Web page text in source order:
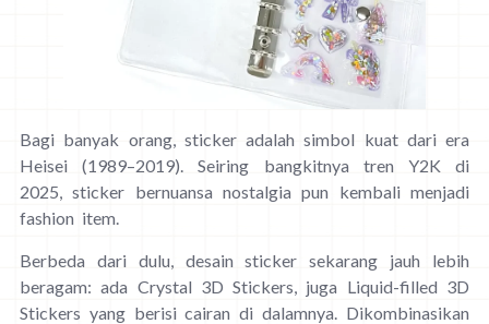
Bagi banyak orang, sticker adalah simbol kuat dari era
Heisei (1989–2019). Seiring bangkitnya tren Y2K di
2025, sticker bernuansa nostalgia pun kembali menjadi
fashion item.
Berbeda dari dulu, desain sticker sekarang jauh lebih
beragam: ada Crystal 3D Stickers, juga Liquid-filled 3D
Stickers yang berisi cairan di dalamnya. Dikombinasikan